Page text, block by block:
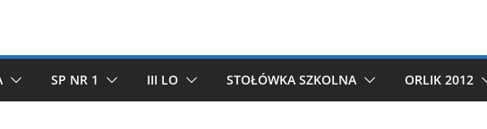
SP NR 1 III LO STOŁÓWKA SZKOLNA ORLIK 2012